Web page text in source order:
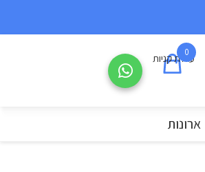
0
עגלת קניות
ארונות